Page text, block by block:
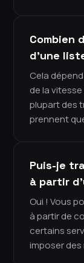
Combien
d'une
Cela
de la
plupart des
prennent
Puis-je
à partir
Oui ! Vous
à partir de
certains
imposer